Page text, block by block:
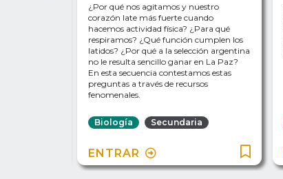
¿Por qué nos agitamos y nuestro
corazón late más fuerte cuando
hacemos actividad física? ¿Para qué
respiramos? ¿Qué función cumplen los
latidos? ¿Por qué a la selección argentina
no le resulta sencillo ganar en La Paz?
En esta secuencia contestamos estas
preguntas a través de recursos
fenomenales.
Biología Secundaria
ENTRAR